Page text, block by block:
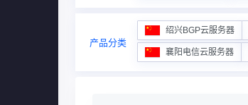
产品分类
绍兴BGP云服务器
襄阳电信云服务器